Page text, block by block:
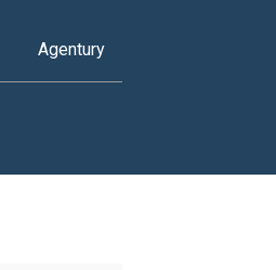
Agentury